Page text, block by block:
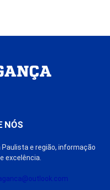
NÓS
e região, informação
excelência.